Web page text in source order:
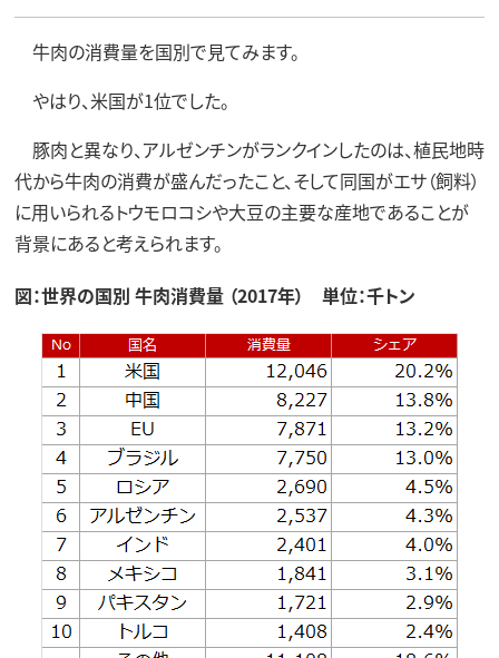
牛肉の消費量を国別で見てみます。
やはり、米国が1位でした。
豚肉と異なり、アルゼンチンがランクインしたのは、植民地時
代から牛肉の消費が盛んだったこと、そして同国がエサ（飼料）
に用いられるトウモロコシや大豆の主要な産地であることが
背景にあると考えられます。
図：世界の国別 牛肉消費量 （2017年） 単位：千トン